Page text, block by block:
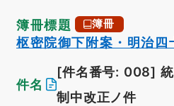
簿冊標題 簿冊
枢密院御下附案・明治四
件名
[件名番号: 008]
制中改正ノ件